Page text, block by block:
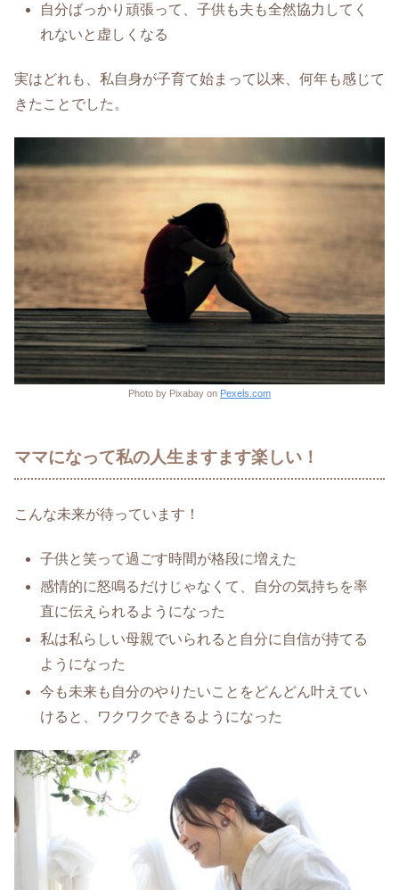
自分ばっかり頑張って、子供も夫も全然協力してく
れないと虚しくなる
実はどれも、私自身が子育て始まって以来、何年も感じて
きたことでした。
Photo by Pixabay on Pexels.com
ママになって私の人生ますます楽しい！
こんな未来が待っています！
子供と笑って過ごす時間が格段に増えた
感情的に怒鳴るだけじゃなくて、自分の気持ちを率
直に伝えられるようになった
私は私らしい母親でいられると自分に自信が持てる
ようになった
今も未来も自分のやりたいことをどんどん叶えてい
けると、ワクワクできるようになった